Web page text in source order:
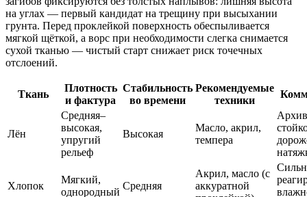
на углах — первый кандидат на трещину при высыхании
грунта. Перед проклейкой поверхность обеспыливается
мягкой щёткой, а ворс при необходимости слегка снимается
сухой тканью — чистый старт снижает риск точечных
отслоений.
Ткань
Плотность
и фактура
Стабильность
во времени
Рекомендуемые
техники
Лён
Средняя–
высокая,
упругий
рельеф
Высокая
Масло, акрил,
темпера
Хлопок
Мягкий,
однородный
Средняя
Акрил, масло (с
аккуратной